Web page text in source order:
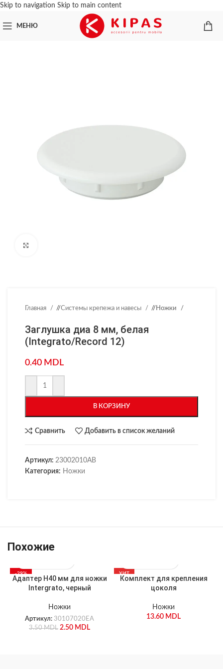
Skip to navigation Skip to main content
МЕНЮ
Главная / Системы крепежа и навесы / Ножки
Заглушка диа 8 мм, белая
(Integrato/Record 12)
0.40 MDL
В КОРЗИНУ
Сравнить Добавить в список желаний
Артикул: 23002010AB
Категория: Ножки
Похожие
-29%
Адаптер H40 мм для ножки
Intergrato, черный
Ножки
Артикул: 30107020EA
3.50MDL 2.50 MDL
ХИТ
Комплект для крепления
цоколя
Ножки
13.60 MDL